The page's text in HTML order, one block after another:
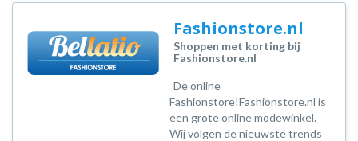
Fashionstore.nl
Shoppen met korting bij
Fashionstore.nl
De online
Fashionstore!Fashionstore.nl is
een grote online modewinkel.
Wij volgen de nieuwste trends